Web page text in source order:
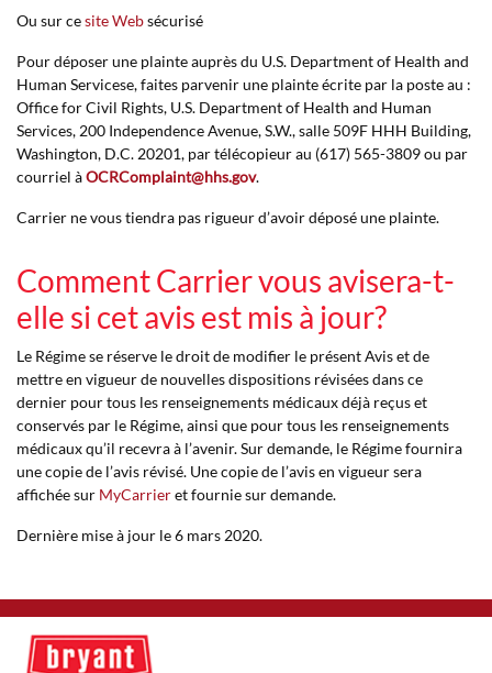
Ou sur cesite Websécurisé
Pour déposer une plainte auprès du U.S. Department of Health and
Human Servicese, faites parvenir une plainte écrite par la poste au :
Office for Civil Rights, U.S. Department of Health and Human
Services, 200 Independence Avenue, S.W., salle 509F HHH Building,
Washington, D.C. 20201, par télécopieur au (617) 565-3809 ou par
courriel àOCRComplaint@hhs.gov.
Carrier ne vous tiendra pas rigueur d’avoir déposé une plainte.
Comment Carrier vous avisera-t-
elle si cet avis est mis à jour?
Le Régime se réserve le droit de modifier le présent Avis et de
mettre en vigueur de nouvelles dispositions révisées dans ce
dernier pour tous les renseignements médicaux déjà reçus et
conservés par le Régime, ainsi que pour tous les renseignements
médicaux qu’il recevra à l’avenir. Sur demande, le Régime fournira
une copie de l’avis révisé. Une copie de l’avis en vigueur sera
affichée sur MyCarrieret fournie sur demande.
Dernière mise à jour le 6 mars 2020.